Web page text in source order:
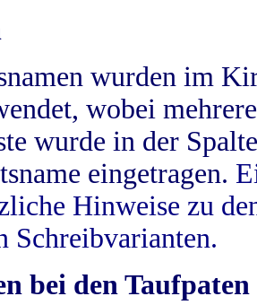
wurden im
wobei
wurde in der
eingetragen.
Hinweise zu
Schreibvarianten.
bei den Taufpaten